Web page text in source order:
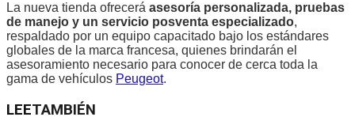
La nueva tienda ofrecerá asesoría personalizada, pruebas
de manejo y un servicio posventa especializado,
respaldado por un equipo capacitado bajo los estándares
globales de la marca francesa, quienes brindarán el
asesoramiento necesario para conocer de cerca toda la
gama de vehículos Peugeot.
LEETAMBIÉN